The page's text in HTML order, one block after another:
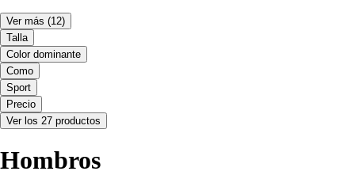
Ver más (12)
Talla
Color dominante
Como
Sport
Precio
Ver los 27 productos
Hombros